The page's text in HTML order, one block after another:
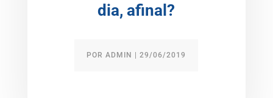
dia, afinal?
PORADMIN |29/06/2019